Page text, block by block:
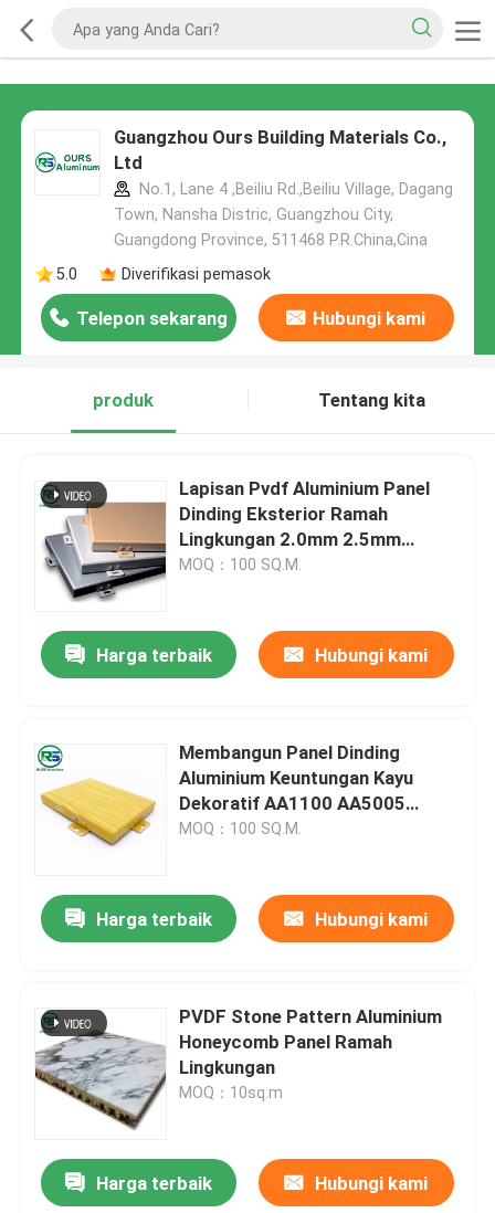
Guangzhou Ours Building Materials Co.,
Ltd
No.1, Lane 4 ,Beiliu Rd.,Beiliu Village, Dagang
Town, Nansha Distric, Guangzhou City,
Guangdong Province, 511468 P.R.China,Cina
5.0
Diverifikasi pemasok
Telepon sekarang Hubungi kami
produk Tentang kita
Lapisan Pvdf Aluminium Panel
Dinding Eksterior Ramah
Lingkungan 2.0mm 2.5mm
3.0mm
MOQ：100 SQ.M.
Harga terbaik Hubungi kami
Membangun Panel Dinding
Aluminium Keuntungan Kayu
Dekoratif AA1100 AA5005
AA3003
MOQ：100 SQ.M.
Harga terbaik Hubungi kami
PVDF Stone Pattern Aluminium
Honeycomb Panel Ramah
Lingkungan
MOQ：10sq.m
Harga terbaik Hubungi kami